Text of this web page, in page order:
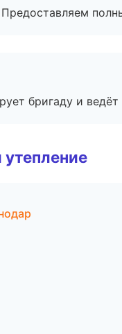
бригаду и ведёт